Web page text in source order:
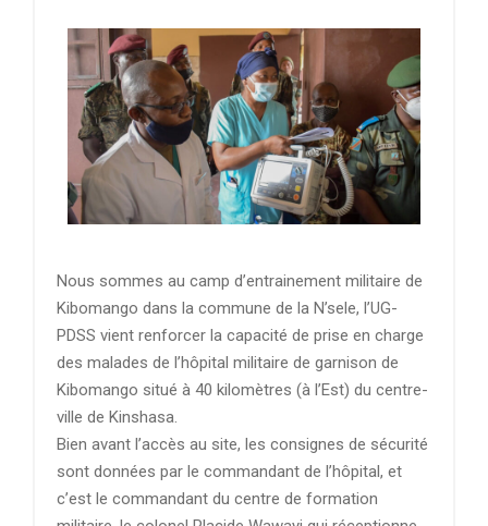
Nous sommes au camp d’entrainement militaire de
Kibomango dans la commune de la N’sele, l’UG-
PDSS vient renforcer la capacité de prise en charge
des malades de l’hôpital militaire de garnison de
Kibomango situé à 40 kilomètres (à l’Est) du centre-
ville de Kinshasa.
Bien avant l’accès au site, les consignes de sécurité
sont données par le commandant de l’hôpital, et
c’est le commandant du centre de formation